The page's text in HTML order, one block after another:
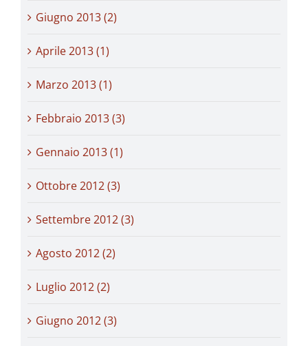
Giugno 2013 (2)
Aprile 2013 (1)
Marzo 2013 (1)
Febbraio 2013 (3)
Gennaio 2013 (1)
Ottobre 2012 (3)
Settembre 2012 (3)
Agosto 2012 (2)
Luglio 2012 (2)
Giugno 2012 (3)